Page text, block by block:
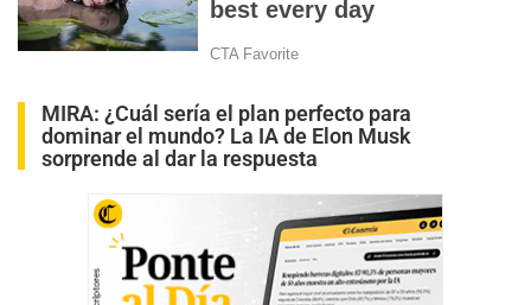
MIRA: ¿Cuál sería el plan perfecto para
dominar el mundo? La IA de Elon Musk
sorprende al dar la respuesta